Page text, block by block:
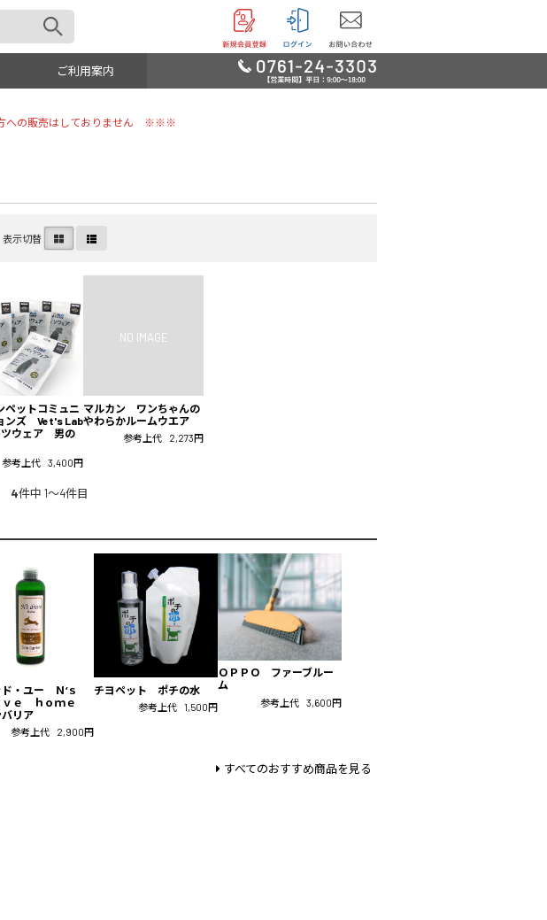
ご利用案内
への販売はしておりません ※※※
表示切替
ペットコミュニ
ンズ Vet's Lab
ウェア 男の
参考上代 3,400円
マルカン ワンちゃんの
やわらかルームウエア
参考上代 2,273円
4件中 1〜4件目
ド・ユー Ｎ‘ｓ
ｖｅ ｈｏｍｅ
バリア
参考上代 2,900円
チヨペット ポチの水
参考上代 1,500円
ＯＰＰＯ ファーブルー
ム
参考上代 3,600円
すべてのおすすめ商品を見る